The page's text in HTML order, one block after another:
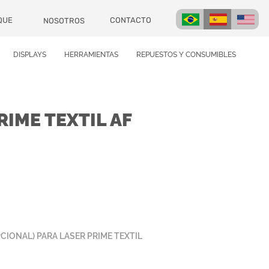
NOSOTROS CONTACTO
DISPLAYS HERRAMIENTAS REPUESTOS Y CONSUMIBLES
TEXTIL AF
PARA LASER PRIME TEXTIL